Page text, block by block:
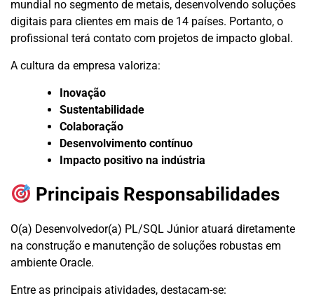
mundial no segmento de metais, desenvolvendo soluções
digitais para clientes em mais de 14 países. Portanto, o
profissional terá contato com projetos de impacto global.
A cultura da empresa valoriza:
Inovação
Sustentabilidade
Colaboração
Desenvolvimento contínuo
Impacto positivo na indústria
Principais Responsabilidades
O(a) Desenvolvedor(a) PL/SQL Júnior atuará diretamente
na construção e manutenção de soluções robustas em
ambiente Oracle.
Entre as principais atividades, destacam-se: